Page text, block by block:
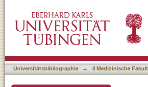
concentrations of the active
Universitätsbibliographie → 4 Medizinische